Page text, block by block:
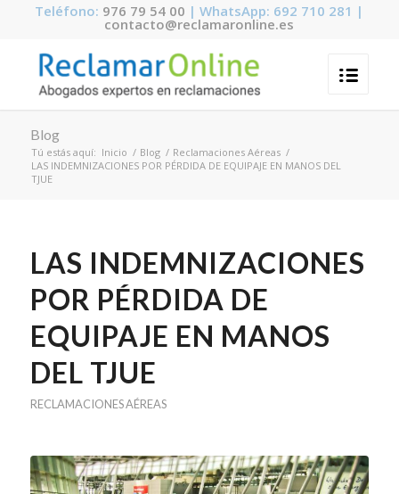
Teléfono: 976 79 54 00 | WhatsApp: 692 710 281 |
contacto@reclamaronline.es
Blog
Tú estás aquí: Inicio / Blog / Reclamaciones Aéreas /
LAS INDEMNIZACIONES POR PÉRDIDA DE EQUIPAJE EN MANOS DEL
TJUE
LAS INDEMNIZACIONES
POR PÉRDIDA DE
EQUIPAJE EN MANOS
DEL TJUE
RECLAMACIONES AÉREAS